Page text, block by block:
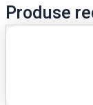
Produse